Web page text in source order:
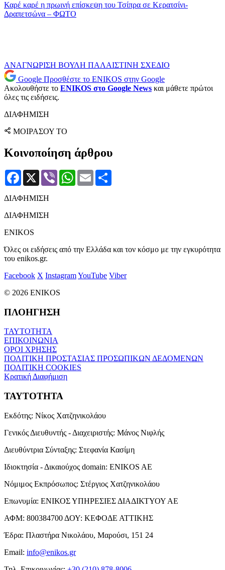
Καρέ καρέ η πρωινή επίσκεψη του Τσίπρα σε Κερατσίνι-
Δραπετσώνα – ΦΩΤΟ
ΑΝΑΓΝΩΡΙΣΗ ΒΟΥΛΗ ΠΑΛΑΙΣΤΙΝΗ ΣΧΕΔΙΟ
Google Προσθέστε το ENIKOS στην Google
Ακολουθήστε το ENIKOS στο Google News και μάθετε πρώτοι
όλες τις ειδήσεις.
ΔΙΑΦΗΜΙΣΗ
ΜΟΙΡΑΣΟΥ ΤΟ
Κοινοποίηση άρθρου
Facebook
X Viber WhatsApp
Email
ΔΙΑΦΗΜΙΣΗ
ΔΙΑΦΗΜΙΣΗ
ENIKOS
Όλες οι ειδήσεις από την Ελλάδα και τον κόσμο με την εγκυρότητα
του enikos.gr.
Facebook X InstagramYouTube Viber
© 2026 ENIKOS
ΠΛΟΗΓΗΣΗ
ΤΑΥΤΟΤΗΤΑ
ΕΠΙΚΟΙΝΩΝΙΑ
ΟΡΟΙ ΧΡΗΣΗΣ
ΠΟΛΙΤΙΚΗ ΠΡΟΣΤΑΣΙΑΣ ΠΡΟΣΩΠΙΚΩΝ ΔΕΔΟΜΕΝΩΝ
ΠΟΛΙΤΙΚΗ COOKIES
Κρατική Διαφήμιση
ΤΑΥΤΟΤΗΤΑ
Εκδότης: Νίκος Χατζηνικολάου
Γενικός Διευθυντής - Διαχειριστής: Μάνος Νιφλής
Διευθύντρια Σύνταξης: Στεφανία Κασίμη
Ιδιοκτησία - Δικαιούχος domain: ENIKOS AE
Νόμιμος Εκπρόσωπος: Στέργιος Χατζηνικολάου
Επωνυμία: ΕΝΙΚΟΣ ΥΠΗΡΕΣΙΕΣ ΔΙΑΔΙΚΤΥΟΥ ΑΕ
ΑΦΜ: 800384700 ΔΟΥ: ΚΕΦΟΔΕ ΑΤΤΙΚΗΣ
Έδρα: Πλαστήρα Νικολάου, Μαρούσι, 151 24
Email: info@enikos.gr